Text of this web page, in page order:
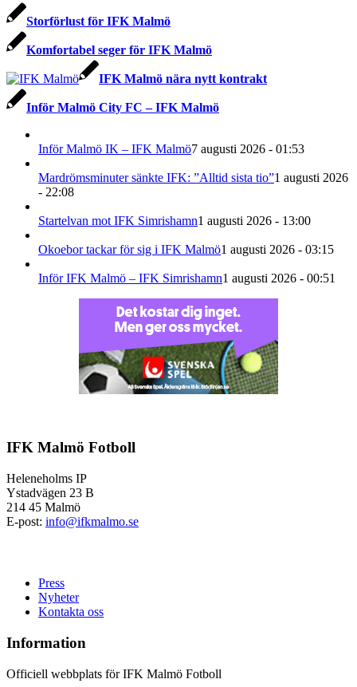
Storförlust för IFK Malmö
Komfortabel seger för IFK Malmö
IFK Malmö nära nytt kontrakt
Inför Malmö City FC – IFK Malmö
Inför Malmö IK – IFK Malmö7 augusti 2026 - 01:53
Mardrömsminuter sänkte IFK: ”Alltid sista tio”1 augusti 2026
- 22:08
Startelvan mot IFK Simrishamn1 augusti 2026 - 13:00
Okoebor tackar för sig i IFK Malmö1 augusti 2026 - 03:15
Inför IFK Malmö – IFK Simrishamn1 augusti 2026 - 00:51
IFK Malmö Fotboll
Heleneholms IP
Ystadvägen 23 B
214 45 Malmö
E-post: info@ifkmalmo.se
Press
Nyheter
Kontakta oss
Information
Officiell webbplats för IFK Malmö Fotboll